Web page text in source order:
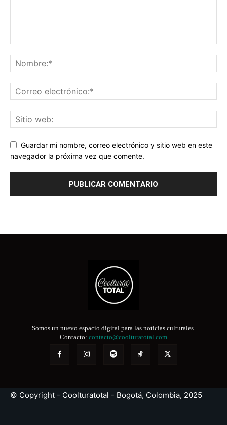
Guardar mi nombre, correo electrónico y sitio web en este
navegador la próxima vez que comente.
Somos un nuevo espacio digital para las noticias culturales.
Contacto: contacto@coolturatotal.com
© Copyright - Coolturatotal - Bogotá, Colombia, 2025